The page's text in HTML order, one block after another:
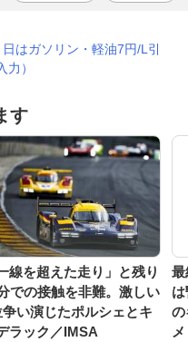
はガソリン・軽油7円/L引
）
す
線を超えた走り」と残り
での接触を非難。激しい
争い演じたポルシェとキ
ラック／IMSA
最
の